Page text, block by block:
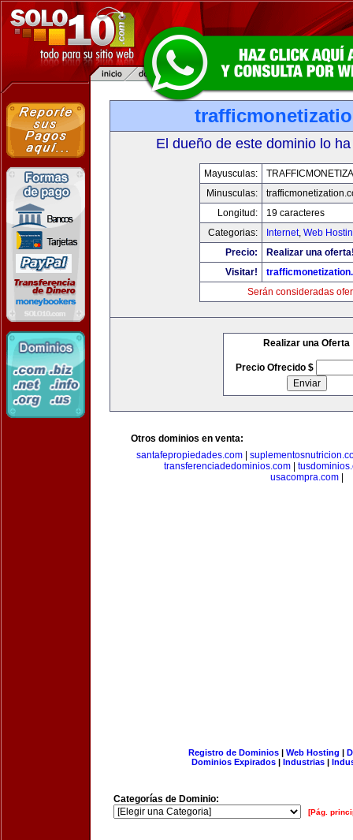
El dueño de este dominio lo
Mayusculas:
Minusculas:
Longitud:
19 caracteres
Categorias:
Internet, Web
Precio:
Realizar una
Visitar!
Serán consideradas
Realizar una Oferta
Precio Ofrecido $
Otros dominios en venta:
santafepropiedades.com|
transferenciadedominios.com|
usacompra.com|
Registro de Dominios| Web Hosting |
Dominios Expirados | Industrias |
Categorías de Dominio:
[Pág.